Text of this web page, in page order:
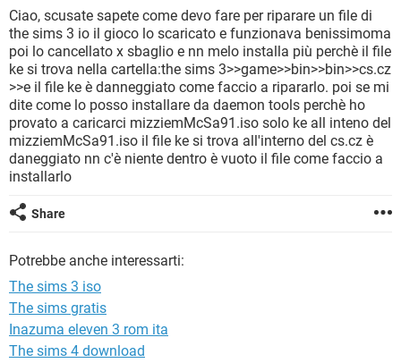
HARDWARE
INSTAGRAM WHATSAPP
TIKTOK FACEBOOK
HARDWARE
iOS WINDOWS 10
INSTAGRAM WHATSAPP
TIKTOK FACEBOOK
HARDWARE
COVID-19 GAMING
INTRATTENIMENTO ANDROID
iOS WINDOWS 10
INSTAGRAM WHATSAPP
TIKTOK FACEBOOK
HARDWARE
Ciao, scusate sapete come devo fare per riparare un file di
the sims 3 io il gioco lo scaricato e funzionava benissimoma
poi lo cancellato x sbaglio e nn melo installa più perchè il file
ke si trova nella cartella:the sims 3>>game>>bin>>bin>>cs.cz
>>e il file ke è danneggiato come faccio a ripararlo. poi se mi
dite come lo posso installare da daemon tools perchè ho
provato a caricarci mizziemMcSa91.iso solo ke all inteno del
mizziemMcSa91.iso il file ke si trova all'interno del cs.cz è
daneggiato nn c'è niente dentro è vuoto il file come faccio a
installarlo
Share
Potrebbe anche interessarti:
The sims 3 iso
The sims gratis
Inazuma eleven 3 rom ita
The sims 4 download